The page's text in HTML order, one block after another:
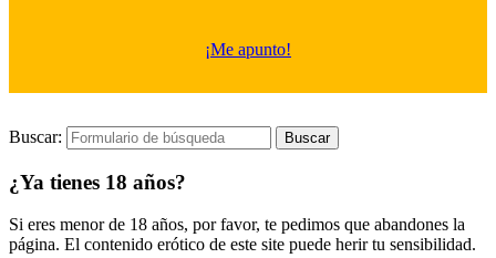
¡Me apunto!
Buscar:
¿Ya tienes 18 años?
Si eres menor de 18 años, por favor, te pedimos que abandones la
página. El contenido erótico de este site puede herir tu sensibilidad.